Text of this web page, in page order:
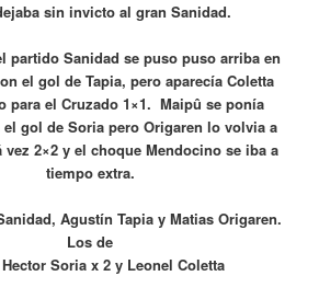
sin invicto al gran Sanidad.
partido Sanidad se puso puso arriba en
el gol de Tapia, pero aparecía Coletta
para el Cruzado 1×1. Maipû se ponía
gol de Soria pero Origaren lo volvia a
vez 2×2 y el choque Mendocino se iba a
tiempo extra.
Agustín Tapia y Matias Origaren.
Los de
Soria x 2 y Leonel Coletta